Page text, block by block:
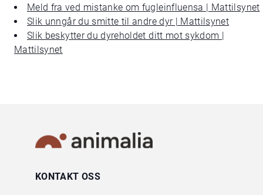
Meld fra ved mistanke om fugleinfluensa | Mattilsynet
Slik unngår du smitte til andre dyr | Mattilsynet
Slik beskytter du dyreholdet ditt mot sykdom |
Mattilsynet
KONTAKT OSS